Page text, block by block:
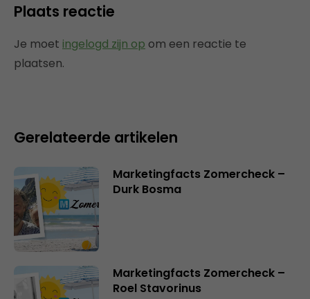
Plaats reactie
Je moet ingelogd zijn op om een reactie te
plaatsen.
Gerelateerde artikelen
Marketingfacts Zomercheck –
Durk Bosma
Marketingfacts Zomercheck –
Roel Stavorinus